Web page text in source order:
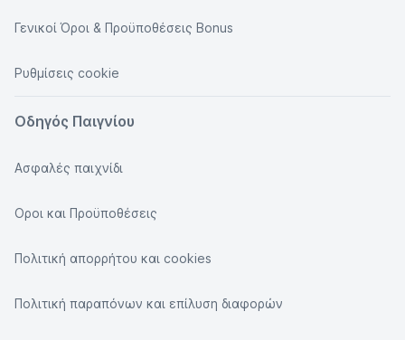
Γενικοί Όροι & Προϋποθέσεις Bonus
Ρυθμίσεις cookie
Οδηγός Παιγνίου
Ασφαλές παιχνίδι
Οροι και Προϋποθέσεις
Πολιτική απορρήτου και cookies
Πολιτική παραπόνων και επίλυση διαφορών